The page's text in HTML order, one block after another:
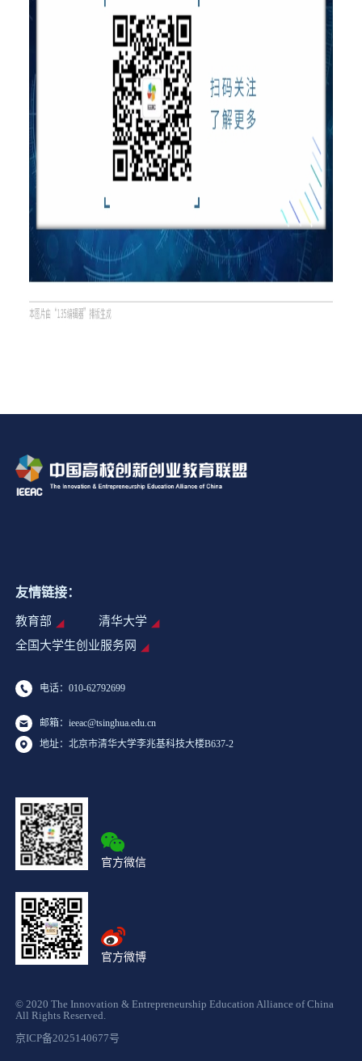
友情链接：
教育部
清华大学
全国大学生创业服务网
电话：010-62792699
邮箱：ieeac@tsinghua.edu.cn
地址：北京市清华大学李兆基科技大楼B637-2
官方微信
官方微博
© 2020 The Innovation & Entrepreneurship Education Alliance of China
All Rights Reserved.
京ICP备2025140677号